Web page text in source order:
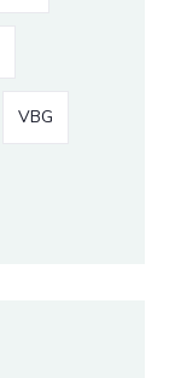
VBG